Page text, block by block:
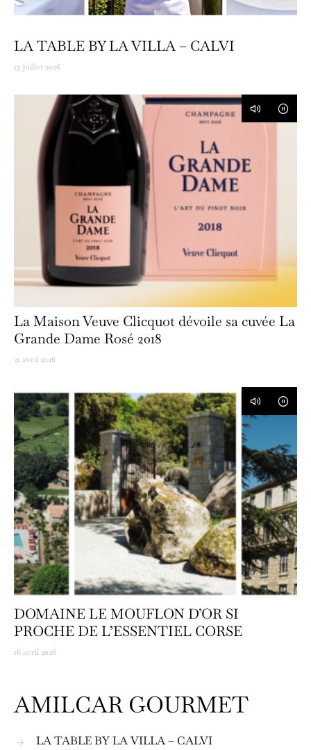
LA TABLE BY LA VILLA – CALVI
15 juillet 2026
La Maison Veuve Clicquot dévoile sa cuvée La
Grande Dame Rosé 2018
21 avril 2026
DOMAINE LE MOUFLON D’OR SI
PROCHE DE L’ESSENTIEL CORSE
16 avril 2026
AMILCAR GOURMET
LA TABLE BY LA VILLA – CALVI